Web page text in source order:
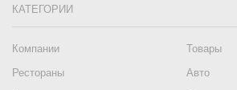
КАТЕГОРИИ
Компании
Товары
Рестораны
Авто